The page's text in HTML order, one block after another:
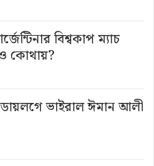
বিশ্বকাপ ম্যাচ
কোথায়?
ডায়লগে ভাইরাল ঈমান আলী